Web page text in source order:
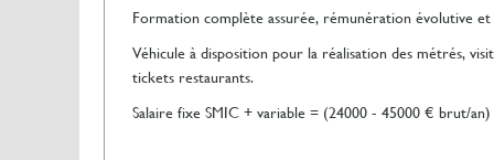
Formation complète assurée, rémunération évolutive
Véhicule à disposition pour la réalisation des métrés,
tickets restaurants.
Salaire fixe SMIC + variable = (24000 - 45000 € brut/an)